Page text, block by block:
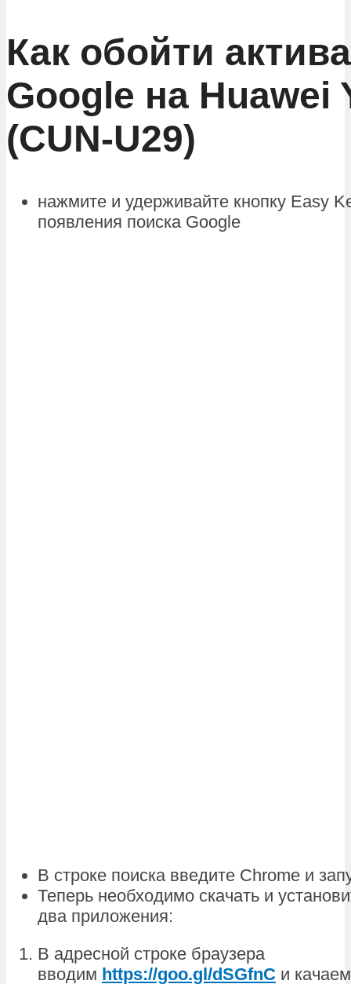
Как обойти
Google на Huawei
(CUN-U29)
нажмите и удерживайте кнопку Easy
появления поиска Google
В строке поиска введите Chrome и
Теперь необходимо скачать и
два приложения:
В адресной строке браузера
вводим https://goo.gl/dSGfnC и